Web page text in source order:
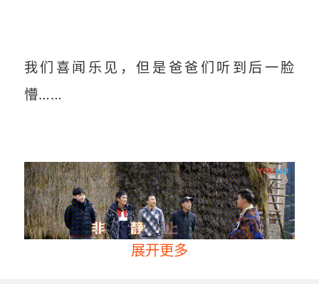
我们喜闻乐见，但是爸爸们听到后一脸
懵……
展开更多